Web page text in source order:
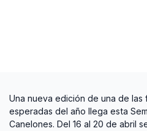
Una nueva edición de una de las
esperadas del año llega esta
Canelones. Del 16 al 20 de abril